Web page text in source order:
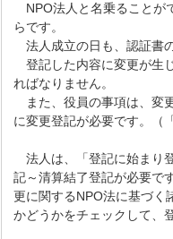
NPO法人と名乗ることが
らです。
法人成立の日も、認証書
登記した内容に変更が生
ればなりません。
また、役員の事項は、変
に変更登記が必要です。（
法人は、「登記に始まり
記～清算結了登記が必要で
更に関するNPO法に基づく
かどうかをチェックして、